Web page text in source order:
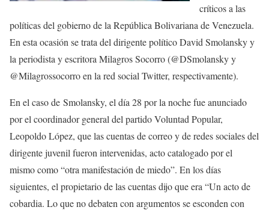
críticos a las
políticas del gobierno de la República Bolivariana de Venezuela.
En esta ocasión se trata del dirigente político David Smolansky y
la periodista y escritora Milagros Socorro (@DSmolansky y
@Milagrossocorro en la red social Twitter, respectivamente).
En el caso de Smolansky, el día 28 por la noche fue anunciado
por el coordinador general del partido Voluntad Popular,
Leopoldo López, que las cuentas de correo y de redes sociales del
dirigente juvenil fueron intervenidas, acto catalogado por el
mismo como “otra manifestación de miedo”. En los días
siguientes, el propietario de las cuentas dijo que era “Un acto de
cobardia. Lo que no debaten con argumentos se esconden con